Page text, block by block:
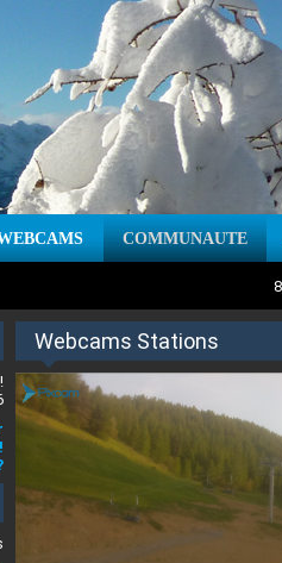
COMMUNAUTE
Webcams Stations